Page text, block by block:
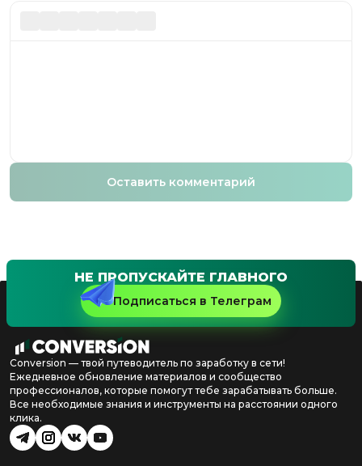
Оставить комментарий
НЕ ПРОПУСКАЙТЕ ГЛАВНОГО
Подписаться в Телеграм
Conversion — твой путеводитель по заработку в сети!
Ежедневное обновление материалов и сообщество
профессионалов, которые помогут тебе зарабатывать больше.
Все необходимые знания и инструменты на расстоянии одного
клика.